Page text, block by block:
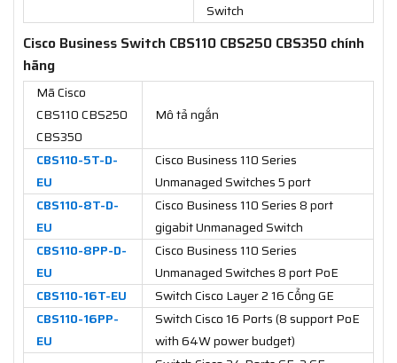
Switch
Cisco Business Switch CBS110 CBS250 CBS350 chính
hãng
Mã Cisco
CBS110 CBS250
CBS350
Mô tả ngắn
CBS110-5T-D-
EU
Cisco Business 110 Series
Unmanaged Switches 5 port
CBS110-8T-D-
EU
Cisco Business 110 Series 8 port
gigabit Unmanaged Switch
CBS110-8PP-D-
EU
Cisco Business 110 Series
Unmanaged Switches 8 port PoE
CBS110-16T-EU
Switch Cisco Layer 2 16 Cổng GE
CBS110-16PP-
EU
Switch Cisco 16 Ports (8 support PoE
with 64W power budget)